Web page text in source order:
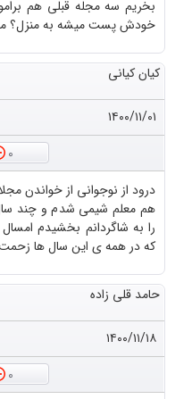
بخریم سه مجله قبلی هم
خودش پست میشه به منزل؟
کیان کیانی
۱۴۰۰/۱۱/۰۱
0
درود از نوجوانی از خواندن
هم معلم شیمی شدم و چند
را به شاگردانم بخشیدم
که در همه ی این سال ها
حامد قلی زاده
۱۴۰۰/۱۱/۱۸
0